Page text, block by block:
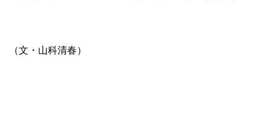
（文・山科清春）